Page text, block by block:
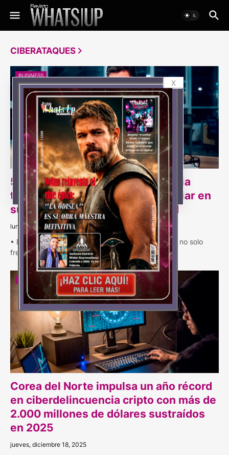
CIBERATAQUES
BUSINESS
55% de las empresas en Colombia
teme un ciberataque por no confiar en
su proveedor de ciberseguridad
lunes, abril 13, 2026
• En Colombia, la desconfianza en ciberseguridad no solo
frena decisiones: la falta de informa…
CIBERATAQUES
Corea del Norte impulsa un año récord
en ciberdelincuencia cripto con más de
2.000 millones de dólares sustraídos
en 2025
jueves, diciembre 18, 2025
x